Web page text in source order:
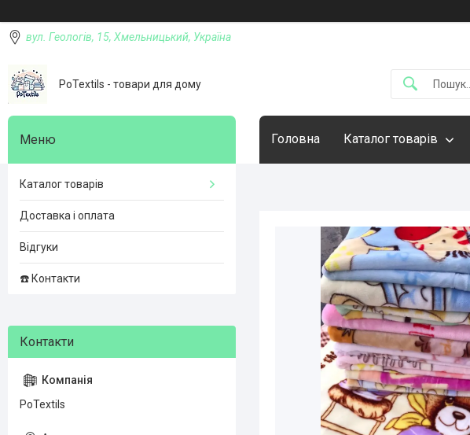
вул. Геологів, 15, Хмельницький, Україна
PoTextils - товари для дому
Головна Каталог товарів
Каталог товарів
Доставка і оплата
Відгуки
☎️ Контакти
PoTextils